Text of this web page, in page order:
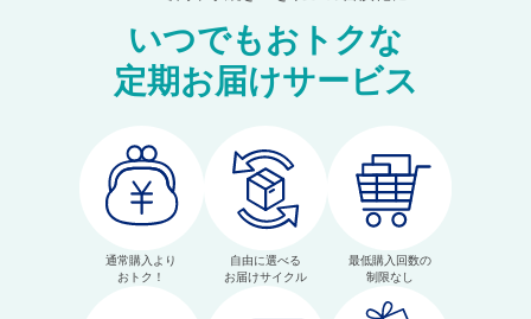
いつでもおトクな
定期お届けサービス
通常購入より
おトク！
自由に選べる
お届けサイクル
最低購入回数の
制限なし